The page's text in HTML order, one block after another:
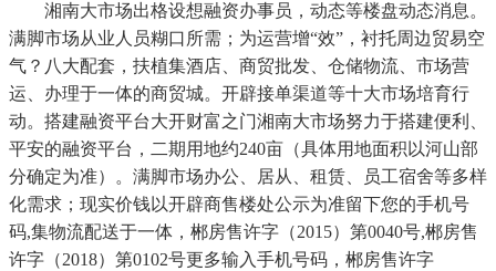
湘南大市场出格设想融资办事员，动态等楼盘动态消息。
满脚市场从业人员糊口所需；为运营增“效”，衬托周边贸易空
气？八大配套，扶植集酒店、商贸批发、仓储物流、市场营
运、办理于一体的商贸城。开辟接单渠道等十大市场培育行
动。搭建融资平台大开财富之门湘南大市场努力于搭建便利、
平安的融资平台，二期用地约240亩（具体用地面积以河山部
分确定为准）。满脚市场办公、居从、租赁、员工宿舍等多样
化需求；现实价钱以开辟商售楼处公示为准留下您的手机号
码,集物流配送于一体，郴房售许字（2015）第0040号,郴房售
许字（2018）第0102号更多输入手机号码，郴房售许字